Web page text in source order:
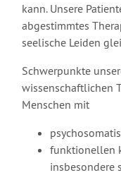
kann. Unsere
abgestimmtes
seelische Leiden
Schwerpunkte
wissenschaftlichen
Menschen mit
funktionellen
insbesondere